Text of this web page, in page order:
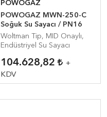
POWOGAZ
POWOGAZ MWN-250-C
Soğuk Su Sayacı / PN16
Woltman Tip, MID Onaylı,
Endüstriyel Su Sayacı
104.628,82
+
KDV